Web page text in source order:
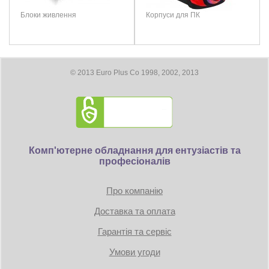
1х HDMI
Длина видеокарты 304 мм
Требование к блоку питания:
Коннекторы: 1 x 16-pin
Блоки живлення Корпуси для ПК
© 2013 Euro Plus Co 1998, 2002, 2013
Комп'ютерне обладнання для ентузіастів та
професіоналів
Про компанію
Доставка та оплата
Гарантія та сервіс
Умови угоди